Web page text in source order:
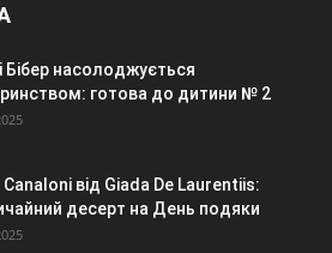
Бібер насолоджується
готова до дитини № 2
Canaloni від Giada De Laurentiis:
десерт на День подяки